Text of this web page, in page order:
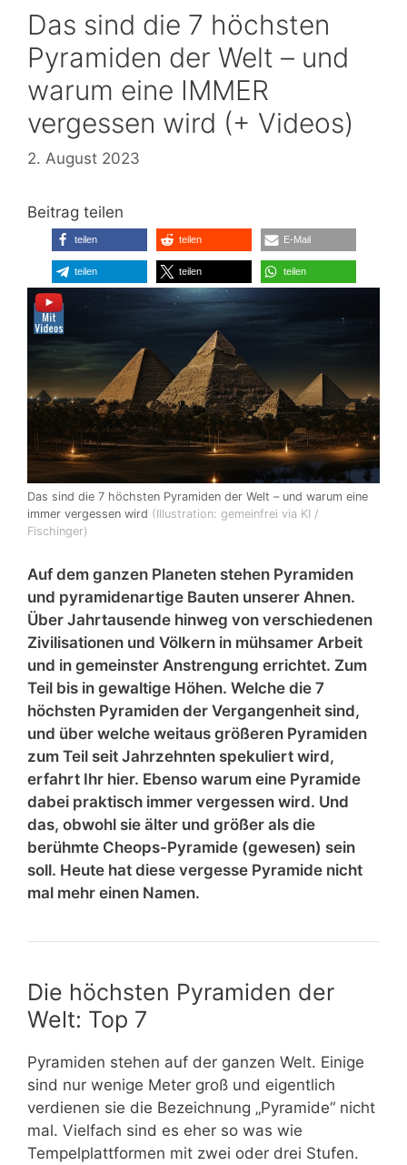
Das sind die 7 höchsten
Pyramiden der Welt – und
warum eine IMMER
vergessen wird (+ Videos)
2. August 2023
Beitrag teilen
teilen teilen E-Mail
teilen teilen teilen
Das sind die 7 höchsten Pyramiden der Welt – und warum eine
immer vergessen wird (Illustration: gemeinfrei via KI /
Fischinger)
Auf dem ganzen Planeten stehen Pyramiden
und pyramidenartige Bauten unserer Ahnen.
Über Jahrtausende hinweg von verschiedenen
Zivilisationen und Völkern in mühsamer Arbeit
und in gemeinster Anstrengung errichtet. Zum
Teil bis in gewaltige Höhen. Welche die 7
höchsten Pyramiden der Vergangenheit sind,
und über welche weitaus größeren Pyramiden
zum Teil seit Jahrzehnten spekuliert wird,
erfahrt Ihr hier. Ebenso warum eine Pyramide
dabei praktisch immer vergessen wird. Und
das, obwohl sie älter und größer als die
berühmte Cheops-Pyramide (gewesen) sein
soll. Heute hat diese vergesse Pyramide nicht
mal mehr einen Namen.
Die höchsten Pyramiden der
Welt: Top 7
Pyramiden stehen auf der ganzen Welt. Einige
sind nur wenige Meter groß und eigentlich
verdienen sie die Bezeichnung „Pyramide“ nicht
mal. Vielfach sind es eher so was wie
Tempelplattformen mit zwei oder drei Stufen.